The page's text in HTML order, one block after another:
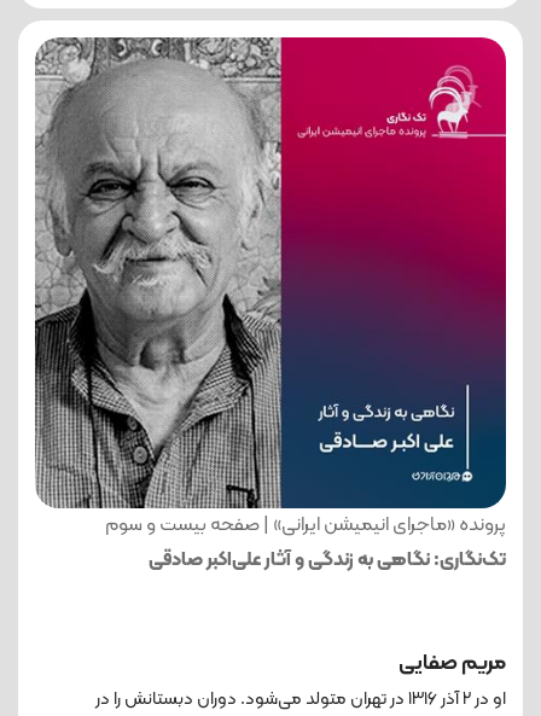
پرونده «ماجرای انیمیشن ایرانی» | صفحه بیست و سوم
تک‌نگاری: نگاهی به زندگی و آثار علی‌اکبر صادقی
مریم صفایی
او در ۲ آذر ۱۳۱۶ در تهران متولد می‌شود. دوران دبستانش را در